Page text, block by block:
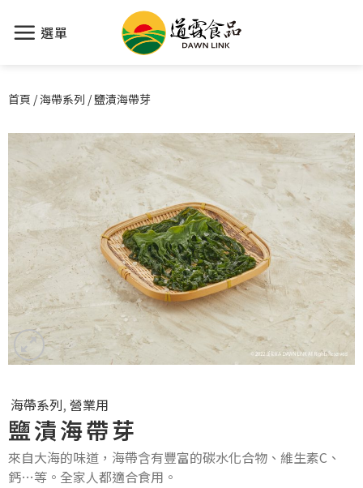
選單
首頁 /海帶系列 /鹽漬海帶芽
海帶系列, 營業用
鹽漬海帶芽
來自大海的味道，海帶含有豐富的碳水化合物、維生素C、
鈣…等。全家人都適合食用。